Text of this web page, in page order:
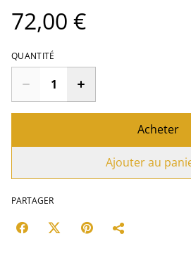
72,00 €
QUANTITÉ
Acheter
Ajouter au
PARTAGER